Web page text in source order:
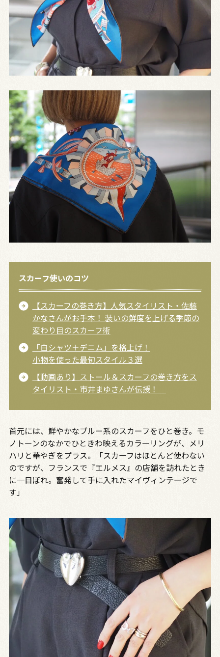
スカーフ使いのコツ
【スカーフの巻き方】人気スタイリスト・佐藤
かなさんがお手本！ 装いの鮮度を上げる季節の
変わり目のスカーフ術
「白シャツ＋デニム」を格上げ！
小物を使った最旬スタイル３選
【動画あり】ストール＆スカーフの巻き方をス
タイリスト・市井まゆさんが伝授！
首元には、鮮やかなブルー系のスカーフをひと巻き。モ
ノトーンのなかでひときわ映えるカラーリングが、メリ
ハリと華やぎをプラス。「スカーフはほとんど使わない
のですが、フランスで『エルメス』の店舗を訪れたとき
に一目ぼれ。奮発して手に入れたマイヴィンテージで
す」